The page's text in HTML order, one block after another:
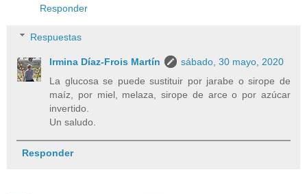
Responder
Respuestas
Irmina Díaz-Frois Martín
sábado, 30 mayo, 2020
La glucosa se puede sustituir por jarabe o sirope de
maíz, por miel, melaza, sirope de arce o por azúcar
invertido.
Un saludo.
Responder